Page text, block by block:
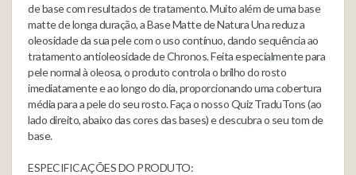
de base com resultados de tratamento. Muito além de uma base
matte de longa duração, a Base Matte de Natura Una reduz a
oleosidade da sua pele com o uso contínuo, dando sequência ao
tratamento antioleosidade de Chronos. Feita especialmente para
pele normal à oleosa, o produto controla o brilho do rosto
imediatamente e ao longo do dia, proporcionando uma cobertura
média para a pele do seu rosto. Faça o nosso Quiz TraduTons (ao
lado direito, abaixo das cores das bases) e descubra o seu tom de
base.
ESPECIFICAÇÕES DO PRODUTO: